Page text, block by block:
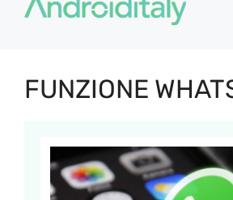
contenuto
FUNZIONE